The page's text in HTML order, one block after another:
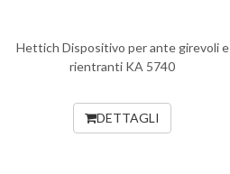
Hettich Dispositivo per ante girevoli e
rientranti KA 5740
DETTAGLI